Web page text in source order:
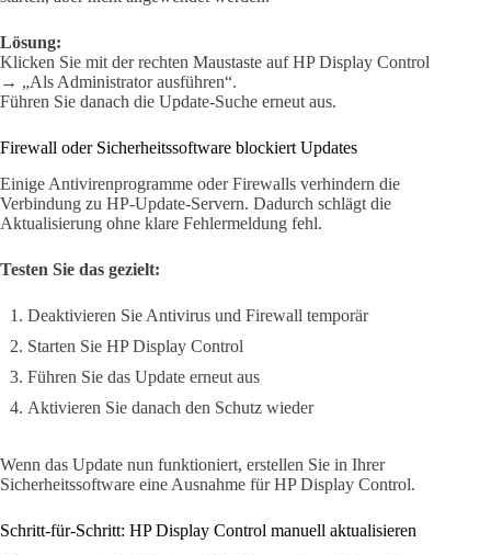
Lösung:
Klicken Sie mit der rechten Maustaste auf HP Display Control
→ „Als Administrator ausführen“.
Führen Sie danach die Update-Suche erneut aus.
Firewall oder Sicherheitssoftware blockiert Updates
Einige Antivirenprogramme oder Firewalls verhindern die
Verbindung zu HP-Update-Servern. Dadurch schlägt die
Aktualisierung ohne klare Fehlermeldung fehl.
Testen Sie das gezielt:
Deaktivieren Sie Antivirus und Firewall temporär
Starten Sie HP Display Control
Führen Sie das Update erneut aus
Aktivieren Sie danach den Schutz wieder
Wenn das Update nun funktioniert, erstellen Sie in Ihrer
Sicherheitssoftware eine Ausnahme für HP Display Control.
Schritt-für-Schritt: HP Display Control manuell aktualisieren